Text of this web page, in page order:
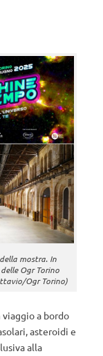
mostra. In
Ogr Torino
Ogr Torino)
a bordo
asteroidi e
alla